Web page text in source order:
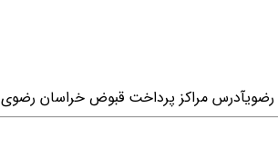
آدرس مراکز پرداخت قبوض خراسان رضوی